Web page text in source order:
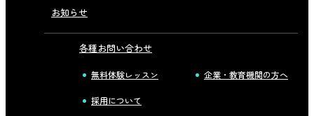
お知らせ
各種お問い合わせ
無料体験レッスン 企業・教育機関の方へ
採用について